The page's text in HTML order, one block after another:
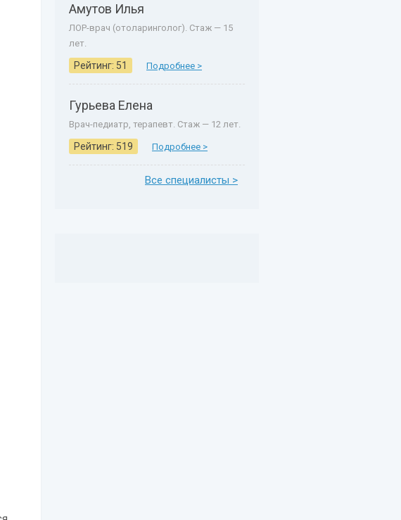
Амутов Илья
ЛОР-врач (отоларинголог). Стаж — 15
лет.
Рейтинг: 51 Подробнее >
Гурьева Елена
Врач-педиатр, терапевт. Стаж — 12 лет.
Рейтинг: 519 Подробнее >
Все специалисты >